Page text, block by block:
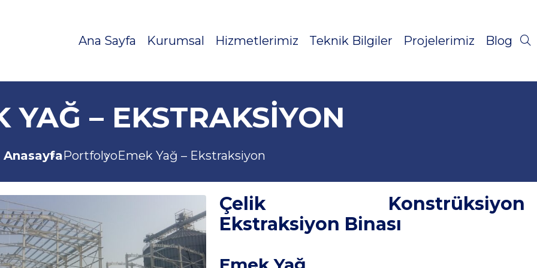
Ana Sayfa Kurumsal Hizmetlerimiz Teknik Bilgiler Projelerimiz Blog
YAĞ – EKSTRAKSIYON
AnasayfaPortfolyoEmek Yağ – Ekstraksiyon
Çelik Konstrüksiyon
Ekstraksiyon Binası